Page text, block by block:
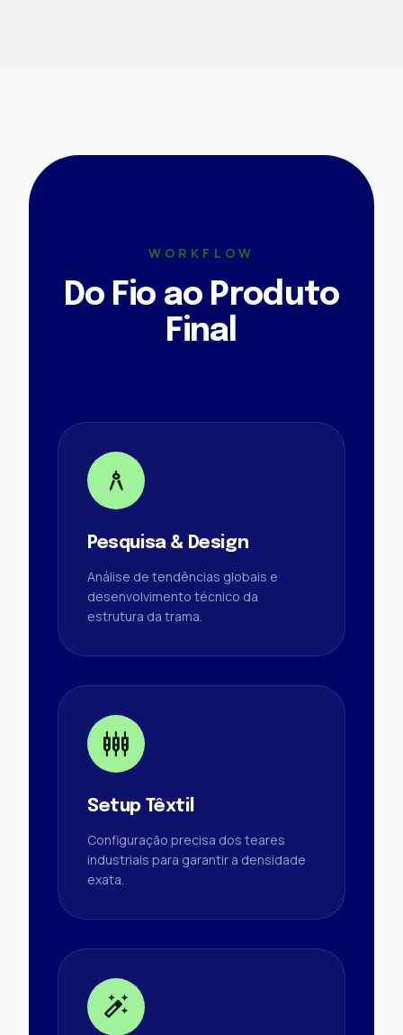
WORKFLOW
Do Fio ao Produto
Final
architecture
Pesquisa & Design
Análise de tendências globais e
desenvolvimento técnico da
estrutura da trama.
settings_input_component
Setup Têxtil
Configuração precisa dos teares
industriais para garantir a densidade
exata.
auto_fix_high